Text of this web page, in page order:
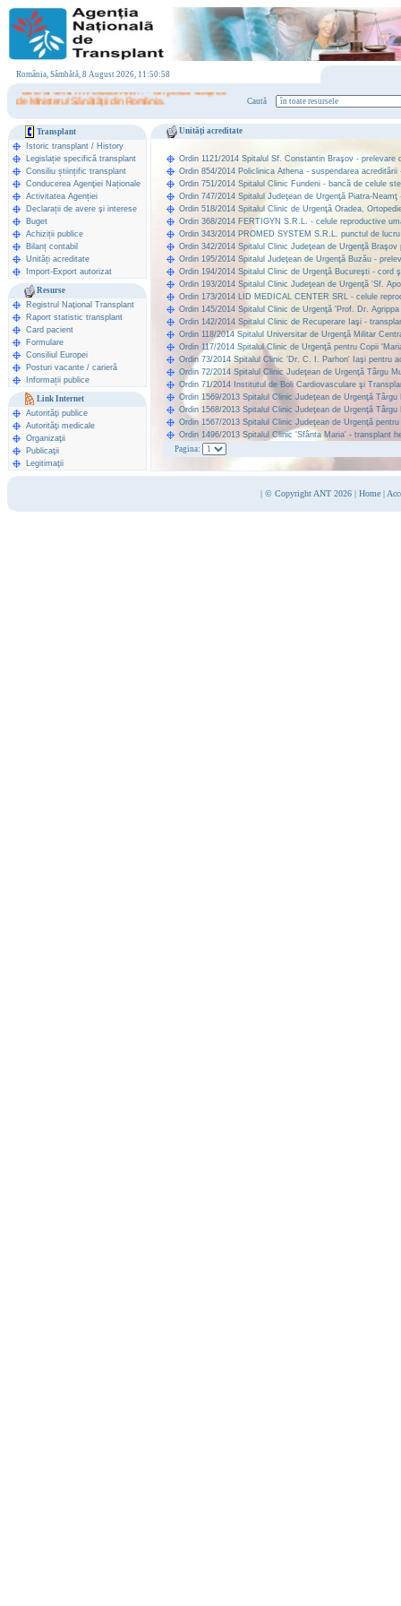
România, Sâmbătă, 8 August 2026, 11:50:58
de Ministerul Sănătăţii din România.
Caută
Transplant
Istoric transplant / History
Legislație specifică transplant
Consiliu științific transplant
Conducerea Agenţiei Naționale
Activitatea Agenției
Declarații de avere şi interese
Buget
Achiziții publice
Bilanț contabil
Unități acreditate
Import-Export autorizat
Resurse
Registrul Naţional Transplant
Raport statistic transplant
Card pacient
Formulare
Consiliul Europei
Posturi vacante / carieră
Informații publice
Link Internet
Autorităţi publice
Autorităţi medicale
Organizaţii
Publicaţii
Legitimaţii
Unități acreditate
Ordin 1121/2014 Spitalul Sf. Constantin Braşov -
Ordin 854/2014 Policlinica Athena - suspendarea
Ordin 751/2014 Spitalul Clinic Fundeni - bancă de celule
Ordin 747/2014 Spitalul Judeţean de Urgenţă Piatra-
Ordin 518/2014 Spitalul Clinic de Urgenţă Oradea,
Ordin 368/2014 FERTIGYN S.R.L. - celule reproductive
Ordin 343/2014 PROMED SYSTEM S.R.L. punctul de
Ordin 342/2014 Spitalul Clinic Judeţean de Urgenţă
Ordin 195/2014 Spitalul Judeţean de Urgenţă Buzău -
Ordin 194/2014 Spitalul Clinic de Urgenţă Bucureşti - cord
Ordin 193/2014 Spitalul Clinic Judeţean de Urgenţă 'Sf.
Ordin 173/2014 LID MEDICAL CENTER SRL - celule
Ordin 145/2014 Spitalul Clinic de Urgenţă 'Prof. Dr.
Ordin 142/2014 Spitalul Clinic de Recuperare Iaşi -
Ordin 118/2014 Spitalul Universitar de Urgenţă Militar
Ordin 117/2014 Spitalul Clinic de Urgenţă pentru Copii
Ordin 73/2014 Spitalul Clinic 'Dr. C. I. Parhon' Iaşi pentru
Ordin 72/2014 Spitalul Clinic Judeţean de Urgenţă Târgu
Ordin 71/2014 Institutul de Boli Cardiovasculare şi
Ordin 1569/2013 Spitalul Clinic Judeţean de Urgenţă
Ordin 1568/2013 Spitalul Clinic Judeţean de Urgenţă
Ordin 1567/2013 Spitalul Clinic Judeţean de Urgenţă
Ordin 1496/2013 Spitalul Clinic 'Sfânta Maria' - transplant
Pagina:
| © Copyright ANT 2026 | Home |